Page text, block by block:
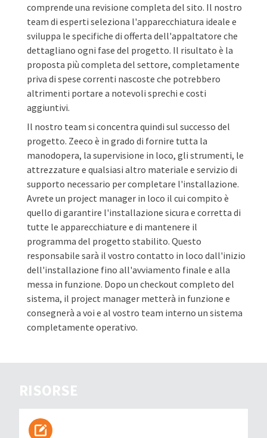
comprende una revisione completa del sito. Il nostro
team di esperti seleziona l'apparecchiatura ideale e
sviluppa le specifiche di offerta dell'appaltatore che
dettagliano ogni fase del progetto. Il risultato è la
proposta più completa del settore, completamente
priva di spese correnti nascoste che potrebbero
altrimenti portare a notevoli sprechi e costi
aggiuntivi.
Il nostro team si concentra quindi sul successo del
progetto. Zeeco è in grado di fornire tutta la
manodopera, la supervisione in loco, gli strumenti, le
attrezzature e qualsiasi altro materiale e servizio di
supporto necessario per completare l'installazione.
Avrete un project manager in loco il cui compito è
quello di garantire l'installazione sicura e corretta di
tutte le apparecchiature e di mantenere il
programma del progetto stabilito. Questo
responsabile sarà il vostro contatto in loco dall'inizio
dell'installazione fino all'avviamento finale e alla
messa in funzione. Dopo un checkout completo del
sistema, il project manager metterà in funzione e
consegnerà a voi e al vostro team interno un sistema
completamente operativo.
RISORSE